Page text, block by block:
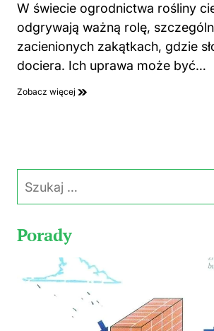
W świecie ogrodnictwa rośliny
odgrywają ważną rolę,
zacienionych zakątkach, gdzie
dociera. Ich uprawa może być…
Zobacz więcej
Szukaj:
Porady